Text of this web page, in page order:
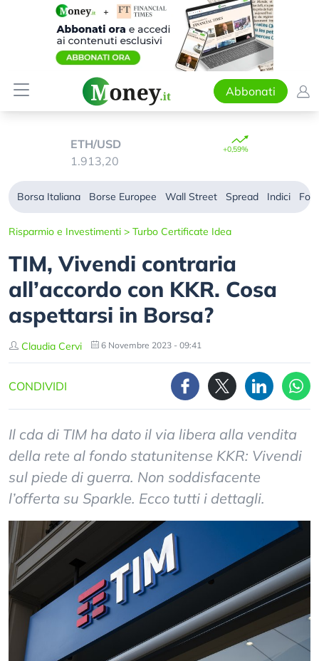
Abbonati
ETH/USD
1.913,20
+0,59%
Borsa Italiana Borse Europee Wall Street Spread Indici
Risparmio e Investimenti > Turbo Certificate Idea
TIM, Vivendi contraria
all’accordo con KKR. Cosa
aspettarsi in Borsa?
Claudia Cervi 6 Novembre 2023 - 09:41
CONDIVIDI
Il cda di TIM ha dato il via libera alla vendita
della rete al fondo statunitense KKR: Vivendi
sul piede di guerra. Non soddisfacente
l’offerta su Sparkle. Ecco tutti i dettagli.